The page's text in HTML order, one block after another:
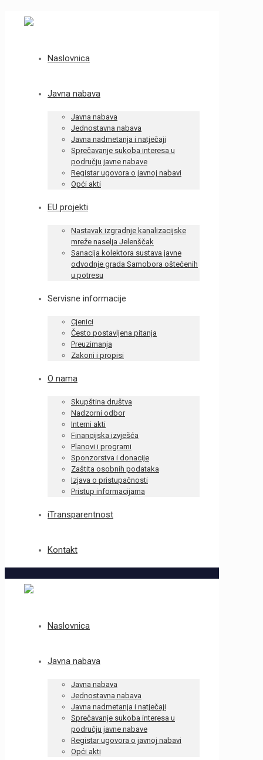
Naslovnica
Javna nabava
Javna nabava
Jednostavna nabava
Javna nadmetanja i natječaji
Sprečavanje sukoba interesa u
području javne nabave
Registar ugovora o javnoj nabavi
Opći akti
EU projekti
Nastavak izgradnje kanalizacijske
mreže naselja Jelenščak
Sanacija kolektora sustava javne
odvodnje grada Samobora oštećenih
u potresu
Servisne informacije
Cjenici
Često postavljena pitanja
Preuzimanja
Zakoni i propisi
O nama
Skupština društva
Nadzorni odbor
Interni akti
Financijska izvješća
Planovi i programi
Sponzorstva i donacije
Zaštita osobnih podataka
Izjava o pristupačnosti
Pristup informacijama
iTransparentnost
Kontakt
Naslovnica
Javna nabava
Javna nabava
Jednostavna nabava
Javna nadmetanja i natječaji
Sprečavanje sukoba interesa u
području javne nabave
Registar ugovora o javnoj nabavi
Opći akti